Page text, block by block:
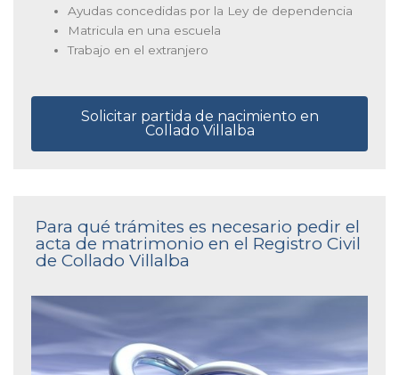
Ayudas concedidas por la Ley de dependencia
Matricula en una escuela
Trabajo en el extranjero
Solicitar partida de nacimiento en
Collado Villalba
Para qué trámites es necesario pedir el
acta de matrimonio en el Registro Civil
de Collado Villalba